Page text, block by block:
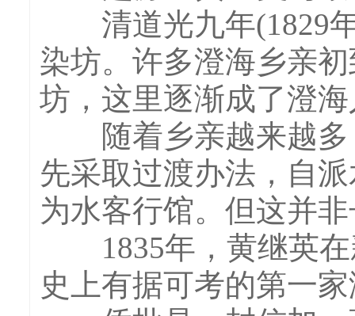
清道光九年(1829年
染坊。许多澄海乡亲
坊，这里逐渐成了澄
随着乡亲越来越多
先采取过渡办法，自
为水客行馆。但这并
1835年，黄继英在
史上有据可考的第一